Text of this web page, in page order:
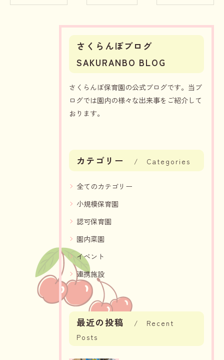
さくらんぼブログ
SAKURANBO BLOG
さくらんぼ保育園の公式ブログです。当ブ
ログでは園内の様々な出来事をご紹介して
おります。
カテゴリー Categories
全てのカテゴリー
小規模保育園
認可保育園
園内菜園
イベント
連携施設
最近の投稿
Recent
Posts